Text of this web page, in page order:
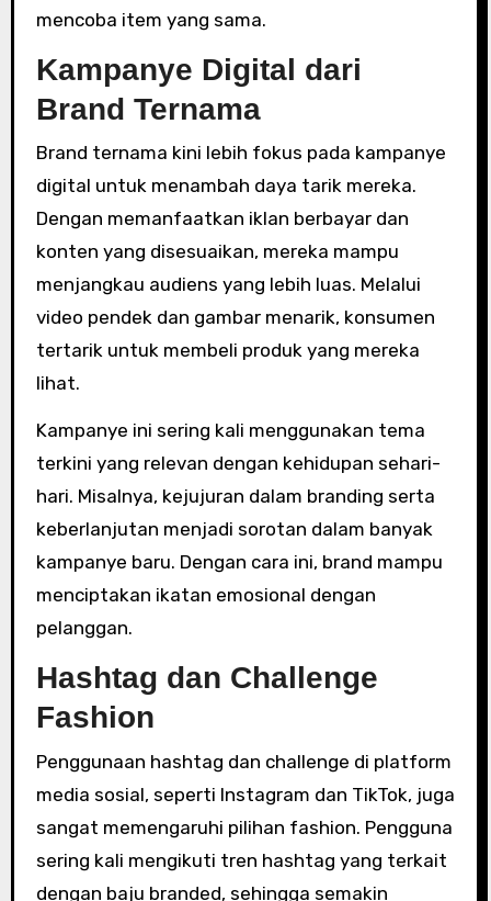
mencoba item yang sama.
Kampanye Digital dari
Brand Ternama
Brand ternama kini lebih fokus pada kampanye
digital untuk menambah daya tarik mereka.
Dengan memanfaatkan iklan berbayar dan
konten yang disesuaikan, mereka mampu
menjangkau audiens yang lebih luas. Melalui
video pendek dan gambar menarik, konsumen
tertarik untuk membeli produk yang mereka
lihat.
Kampanye ini sering kali menggunakan tema
terkini yang relevan dengan kehidupan sehari-
hari. Misalnya, kejujuran dalam branding serta
keberlanjutan menjadi sorotan dalam banyak
kampanye baru. Dengan cara ini, brand mampu
menciptakan ikatan emosional dengan
pelanggan.
Hashtag dan Challenge
Fashion
Penggunaan hashtag dan challenge di platform
media sosial, seperti Instagram dan TikTok, juga
sangat memengaruhi pilihan fashion. Pengguna
sering kali mengikuti tren hashtag yang terkait
dengan baju branded, sehingga semakin